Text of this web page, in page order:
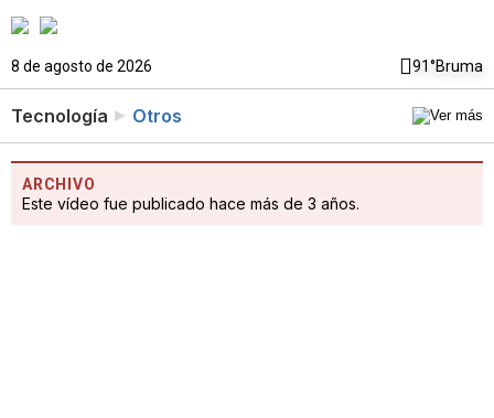
8 de agosto de 2026 91°Bruma
Tecnología Otros
ARCHIVO
Este vídeo fue publicado hace más de 3 años.